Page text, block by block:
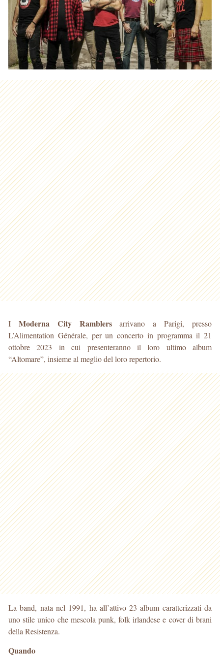
I Moderna City Ramblersarrivano a Parigi, presso
L’Alimentation Générale, per un concerto in programma il 21
ottobre 2023 in cui presenteranno il loro ultimo album
“Altomare”, insieme al meglio del loro repertorio.
La band, nata nel 1991, ha all’attivo 23 album caratterizzati da
uno stile unico che mescola punk, folk irlandese e cover di brani
della Resistenza.
Quando